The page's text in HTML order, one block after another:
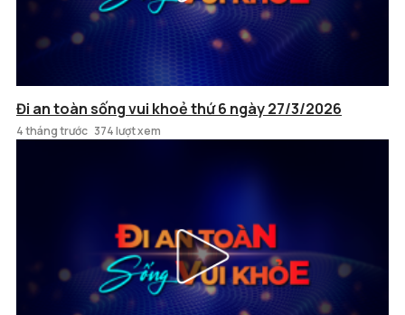
Đi an toàn sống vui khoẻ thứ 6 ngày 27/3/2026
4 tháng trước 374 lượt xem